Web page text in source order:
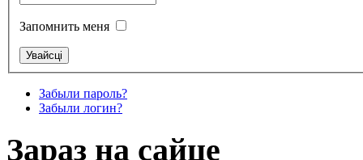
Запомнить меня
Забыли пароль?
Забыли логин?
Зараз на сайце